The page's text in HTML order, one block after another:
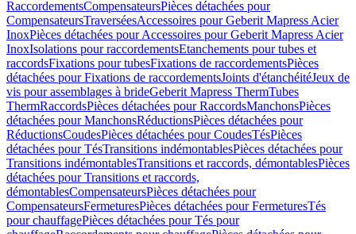
RaccordementsCompensateursPièces détachées pour
CompensateursTraverséesAccessoires pour Geberit Mapress Acier
InoxPièces détachées pour Accessoires pour Geberit Mapress Acier
InoxIsolations pour raccordementsEtanchements pour tubes et
raccordsFixations pour tubesFixations de raccordementsPièces
détachées pour Fixations de raccordementsJoints d'étanchéitéJeux de
vis pour assemblages à brideGeberit Mapress ThermTubes
ThermRaccordsPièces détachées pour RaccordsManchonsPièces
détachées pour ManchonsRéductionsPièces détachées pour
RéductionsCoudesPièces détachées pour CoudesTésPièces
détachées pour TésTransitions indémontablesPièces détachées pour
Transitions indémontablesTransitions et raccords, démontablesPièces
détachées pour Transitions et raccords,
démontablesCompensateursPièces détachées pour
CompensateursFermeturesPièces détachées pour FermeturesTés
pour chauffagePièces détachées pour Tés pour